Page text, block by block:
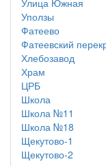
Улица Южная
Уползы
Фатеево
Фатеевский
Хлебозавод
Храм
ЦРБ
Школа
Школа №11
Школа №18
Щекутово-1
Щекутово-2